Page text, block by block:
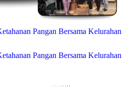
Pangan Bersama Kelurahan
Pangan Bersama Kelurahan